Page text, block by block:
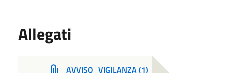
Allegati
AVVISO_VIGILANZA (1)